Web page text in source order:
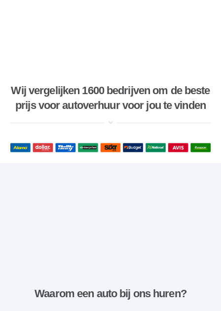
Wij vergelijken 1600 bedrijven om de beste
prijs voor autoverhuur voor jou te vinden
Waarom een ​​auto bij ons huren?